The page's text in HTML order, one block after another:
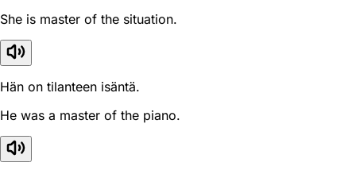
She is master of the situation.
Hän on tilanteen isäntä.
He was a master of the piano.